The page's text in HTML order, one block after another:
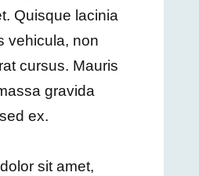
Quisque lacinia
vehicula, non
cursus. Mauris
gravida
ex.
sit amet,